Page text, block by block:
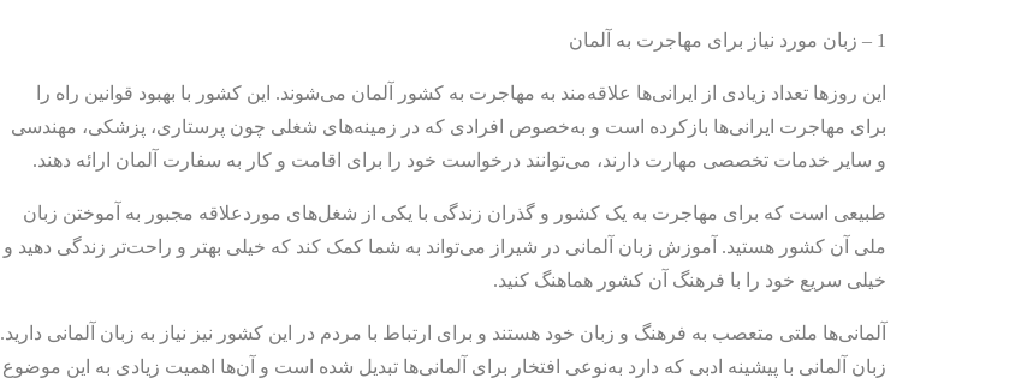
1 – زبان مورد نیاز برای مهاجرت به آلمان
این روزها تعداد زیادی از ایرانی‌ها علاقه‌مند به مهاجرت به کشور آلمان می‌شوند. این کشور با بهبود قوانین راه را
برای مهاجرت ایرانی‌ها بازکرده است و به‌خصوص افرادی که در زمینه‌های شغلی چون پرستاری، پزشکی، مهندسی
و سایر خدمات تخصصی مهارت دارند، می‌توانند درخواست خود را برای اقامت و کار به سفارت آلمان ارائه دهند.
طبیعی است که برای مهاجرت به یک کشور و گذران زندگی با یکی از شغل‌های موردعلاقه مجبور به آموختن زبان
ملی آن کشور هستید. آموزش زبان آلمانی در شیراز می‌تواند به شما کمک کند که خیلی بهتر و راحت‌تر زندگی دهید و
خیلی سریع خود را با فرهنگ آن کشور هماهنگ کنید.
آلمانی‌ها ملتی متعصب به فرهنگ و زبان خود هستند و برای ارتباط با مردم در این کشور نیز نیاز به زبان آلمانی دارید.
زبان آلمانی با پیشینه ادبی که دارد به‌نوعی افتخار برای آلمانی‌ها تبدیل شده است و آن‌ها اهمیت زیادی به این موضوع